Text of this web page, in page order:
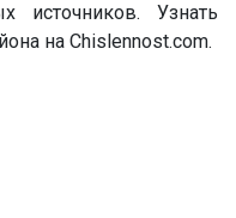
источников. Узнать
на Chislennost.com.